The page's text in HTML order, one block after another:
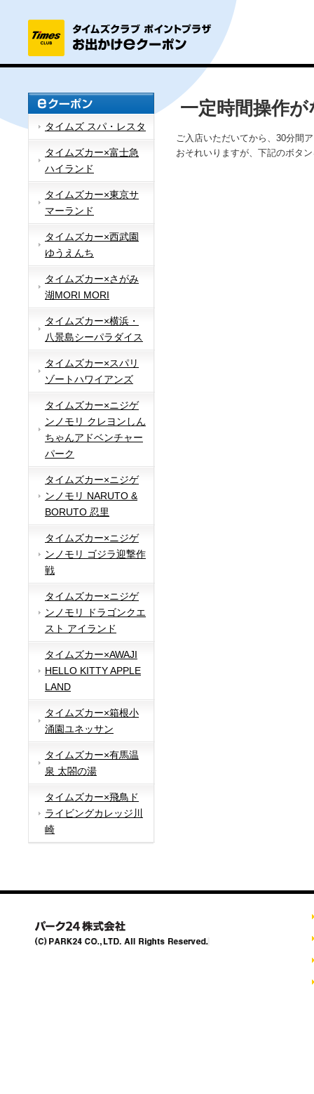
タイムズ スパ・レスタ
タイムズカー×富士急
ハイランド
タイムズカー×東京サ
マーランド
タイムズカー×西武園
ゆうえんち
タイムズカー×さがみ
湖MORI MORI
タイムズカー×横浜・
八景島シーパラダイス
タイムズカー×スパリ
ゾートハワイアンズ
タイムズカー×ニジゲ
ンノモリ クレヨンしん
ちゃんアドベンチャー
パーク
タイムズカー×ニジゲ
ンノモリ NARUTO &
BORUTO 忍里
タイムズカー×ニジゲ
ンノモリ ゴジラ迎撃作
戦
タイムズカー×ニジゲ
ンノモリ ドラゴンクエ
スト アイランド
タイムズカー×AWAJI
HELLO KITTY APPLE
LAND
タイムズカー×箱根小
涌園ユネッサン
タイムズカー×有馬温
泉 太閤の湯
タイムズカー×飛鳥ド
ライビングカレッジ川
崎
一定時間操作
ご入店いただいてから、30分間
おそれいりますが、下記のボタ